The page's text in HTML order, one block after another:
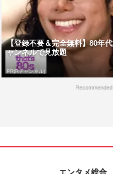
【登録不要＆完全無料】80年
ャンネルで見放題
PR(Rチャンネル)
エンタメ総合